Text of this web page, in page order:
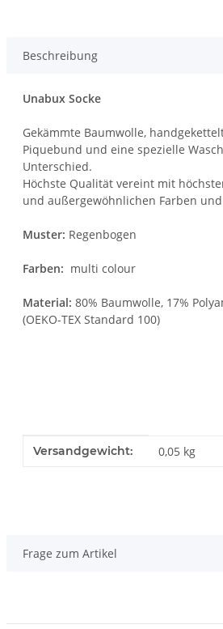
Beschreibung
Unabux Socke
Gekämmte Baumwolle,
Piquebund und eine spezielle
Unterschied.
Höchste Qualität vereint mit
und außergewöhnlichen Farben
Muster: Regenbogen
Farben: multi colour
Material: 80% Baumwolle, 17%
(OEKO-TEX Standard 100)
Produkteigenschaft
Wert
Versandgewicht: 0,05 kg
Frage zum Artikel